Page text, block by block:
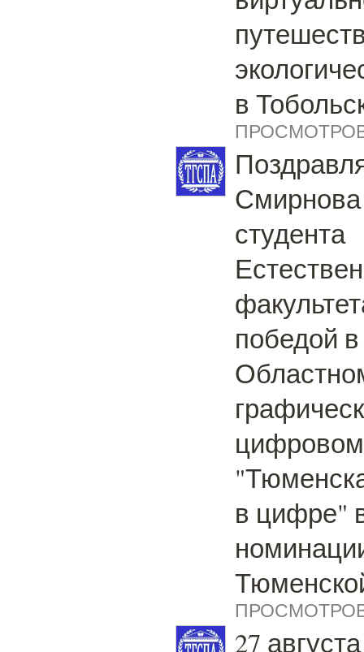
в
Смирнова
студента
победой в
в цифре"
27